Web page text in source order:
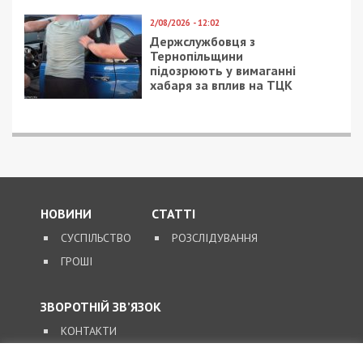
2/08/2026 - 12:02
Держслужбовця з
Тернопільщини
підозрюють у вимаганні
хабаря за вплив на ТЦК
НОВИНИ
СУСПІЛЬСТВО
ГРОШІ
СТАТТІ
РОЗСЛІДУВАННЯ
ЗВОРОТНІЙ ЗВ’ЯЗОК
КОНТАКТИ